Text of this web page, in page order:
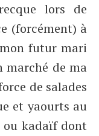
lors de
(forcément) à
futur mari
marché de ma
de salades
et yaourts au
ou kadaïf dont